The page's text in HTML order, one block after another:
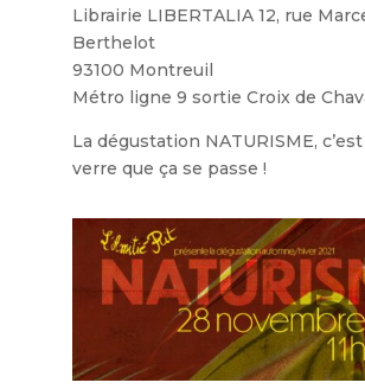
Librairie LIBERTALIA 12, rue
Berthelot
93100 Montreuil
Métro ligne 9 sortie Croix de
La dégustation NATURISME,
verre que ça se passe !